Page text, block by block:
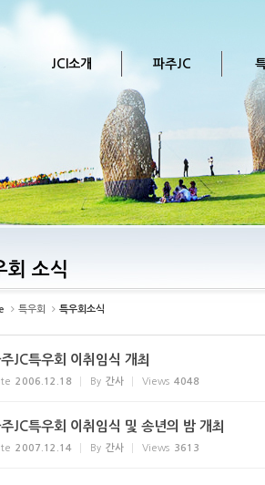
JCI소개 파주JC
회 소식
특우회 특우회소식
JC특우회 이취임식 개최
2006.12.18 By 간사 Views 4048
JC특우회 이취임식 및 송년의 밤 개최
2007.12.14 By 간사 Views 3613